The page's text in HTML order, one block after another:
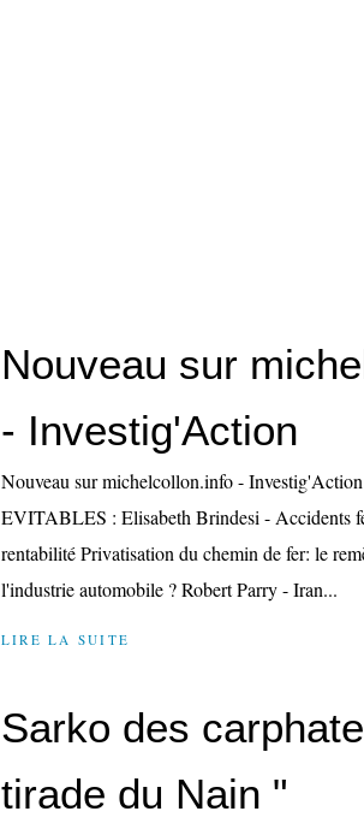
Nouveau sur
- Investig'Action
Nouveau sur michelcollon.info -
EVITABLES : Elisabeth Brindesi - Accidents
rentabilité Privatisation du chemin de fer: le
l'industrie automobile ? Robert Parry - Iran...
LIRE LA SUITE
Sarko des
tirade du Nain "